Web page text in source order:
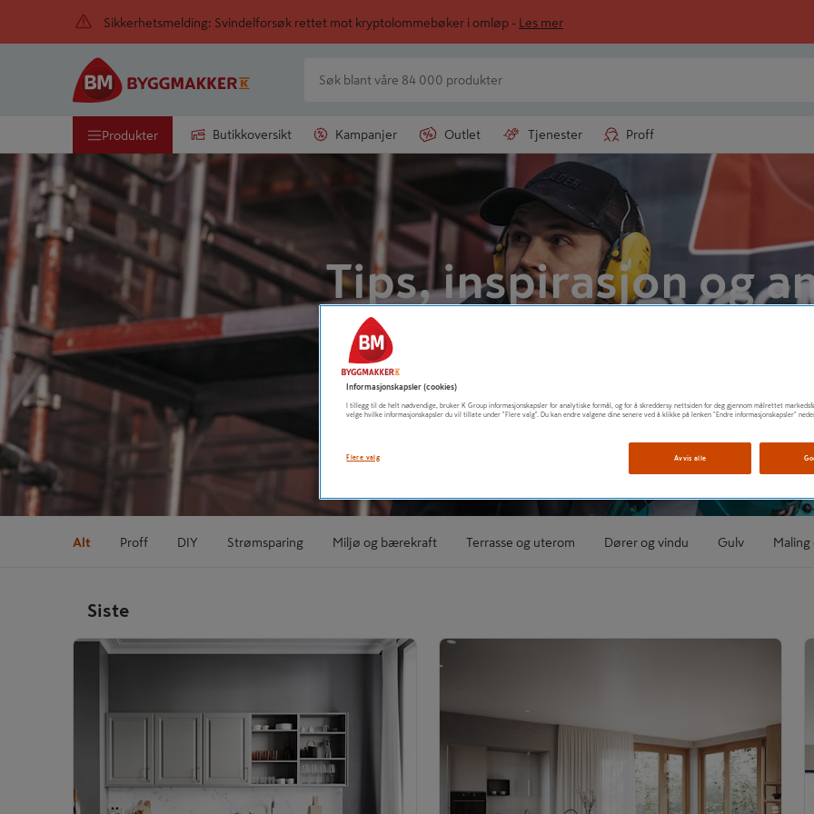
Sikkerhetsmelding: Svindelforsøk rettet mot kryptolommebøker i omløp - Les mer
Produkter Butikkoversikt Kampanjer Outlet Tjenester Proff
Tips, inspirasjon og
Alt Proff DIY Strømsparing Miljø og bærekraft Terrasse og uterom Dører og vindu Gulv Maling
Siste
Informasjonskapsler (cookies)
I tillegg til de helt nødvendige, bruker K Group informasjonskapsler for analytiske formål, og for å skreddersy nettsiden for deg gjennom målrettet
velge hvilke informasjonskapsler du vil tillate under "Flere valg". Du kan endre valgene dine senere ved å klikke på lenken "Endre informasjonskapsler"
Flere valg Avvis alle